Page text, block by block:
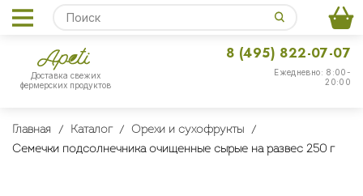
Доставка свежих
фермерских продуктов
Ежедневно: 8:00-
20:00
8 (495) 822-07-07
Главная Каталог
Орехи и сухофрукты
Семечки подсолнечника очищенные сырые на развес 250 г